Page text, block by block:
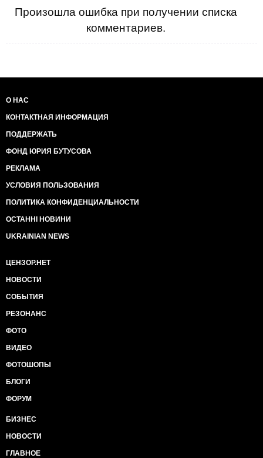
Произошла ошибка при получении списка
комментариев.
О НАС
КОНТАКТНАЯ ИНФОРМАЦИЯ
ПОДДЕРЖАТЬ
ФОНД ЮРИЯ БУТУСОВА
РЕКЛАМА
УСЛОВИЯ ПОЛЬЗОВАНИЯ
ПОЛИТИКА КОНФИДЕНЦИАЛЬНОСТИ
ОСТАННІ НОВИНИ
UKRAINIAN NEWS
ЦЕНЗОР.НЕТ
НОВОСТИ
СОБЫТИЯ
РЕЗОНАНС
ФОТО
ВИДЕО
ФОТОШОПЫ
БЛОГИ
ФОРУМ
БИЗНЕС
НОВОСТИ
ГЛАВНОЕ